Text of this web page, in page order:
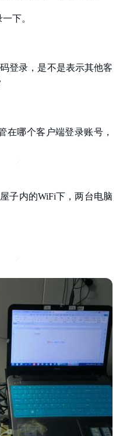
下。
登录，是不是表示其他客
在哪个客户端登录账号，
子内的WiFi下，两台电脑